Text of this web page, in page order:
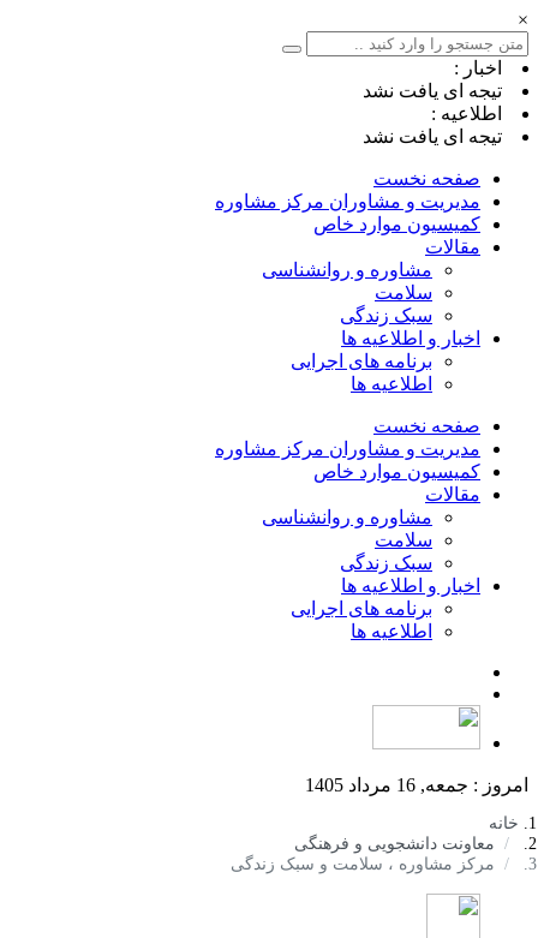
×
اخبار :
تیجه ای یافت نشد
اطلاعیه :
تیجه ای یافت نشد
صفحه نخست
مدیریت و مشاوران مرکز مشاوره
کمیسیون موارد خاص
مقالات
مشاوره و روانشناسی
سلامت
سبک زندگی
اخبار و اطلاعیه ها
برنامه های اجرایی
اطلاعیه ها
صفحه نخست
مدیریت و مشاوران مرکز مشاوره
کمیسیون موارد خاص
مقالات
مشاوره و روانشناسی
سلامت
سبک زندگی
اخبار و اطلاعیه ها
برنامه های اجرایی
اطلاعیه ها
امروز : جمعه, 16 مرداد 1405
خانه
معاونت دانشجویی و فرهنگی
مرکز مشاوره ، سلامت و سبک زندگی